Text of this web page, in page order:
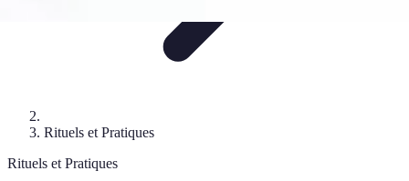
Rituels et Pratiques
Rituels et Pratiques